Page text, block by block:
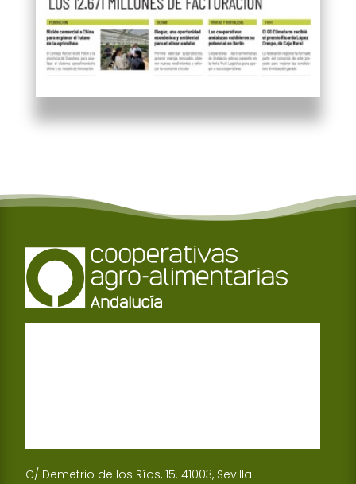
C/ Demetrio de los Ríos, 15. 41003, Sevilla